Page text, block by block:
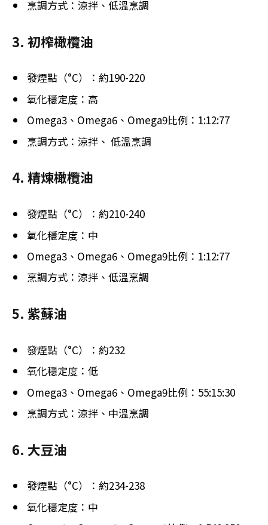
烹調方式：涼拌、低溫烹調
3. 初榨橄欖油
發煙點（°C）：約190-220
氧化穩定度：高
Omega3、Omega6、Omega9比例：1:12:77
烹調方式：涼拌、 低溫烹調
4. 精煉橄欖油
發煙點（°C）：約210-240
氧化穩定度：中
Omega3、Omega6、Omega9比例：1:12:77
烹調方式：涼拌、低溫烹調
5. 紫蘇油
發煙點（°C）：約232
氧化穩定度：低
Omega3、Omega6、Omega9比例：55:15:30
烹調方式：涼拌、中溫烹調
6. 大豆油
發煙點（°C）：約234-238
氧化穩定度：中